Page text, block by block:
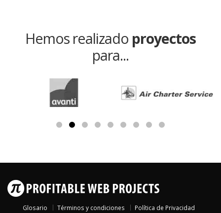
Hemos realizado proyectos
para...
Glosario Términos y condiciones Política de Privacidad